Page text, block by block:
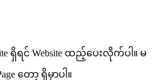
ရှိရင် Website ထည့်ပေးလိုက်ပါ။ မ
တော့ ရှိမှာပါ။